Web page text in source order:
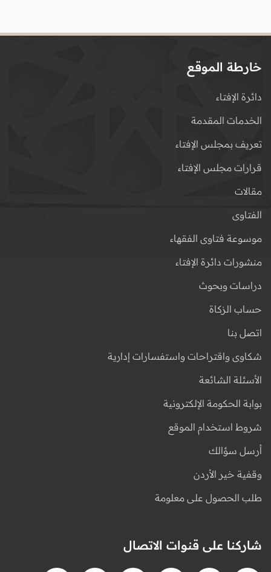
خارطة الموقع
دائرة الإفتاء
الخدمات المقدمة
تعريف بمجلس الإفتاء
قرارات مجلس الإفتاء
مقالات
الفتاوى
موسوعة فتاوى الفقهاء
منشورات دائرة الإفتاء
دراسات وبحوث
حساب الزكاة
اتصل بنا
شكاوى واقتراحات واستفسارات إدارية
الأسئلة الشائعة
بوابة الحكومة الإلكترونية
شروط استخدام الموقع
أرسل سؤالك
وقفية خير الأردن
طلب الحصول على معلومة
شاركنا على قنوات الاتصال